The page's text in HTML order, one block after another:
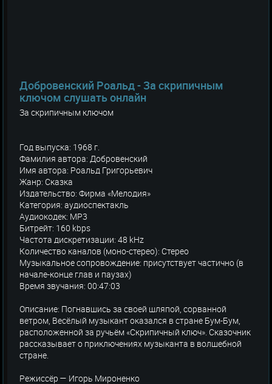
Добровенский Роальд - За скрипичным
ключом слушать онлайн
За скрипичным ключом
Год выпуска: 1968 г.
Фамилия автора: Добровенский
Имя автора: Роальд Григорьевич
Жанр: Сказка
Издательство: Фирма «Мелодия»
Категория: аудиоспектакль
Аудиокодек: MP3
Битрейт: 160 kbps
Частота дискретизации: 48 kHz
Количество каналов (моно-стерео): Стерео
Музыкальное сопровождение: присутствует частично (в
начале-конце глав и паузах)
Время звучания: 00:47:03
Описание: Погнавшись за своей шляпой, сорванной
ветром, Весёлый музыкант оказался в стране Бум-Бум,
расположенной за ручьём «Скрипичный ключ». Сказочник
рассказывает о приключениях музыканта в волшебной
стране.
Режиссёр — Игорь Мироненко